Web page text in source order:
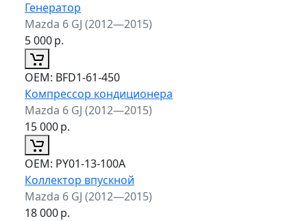
Генератор
Mazda 6 GJ (2012—2015)
5 000р.
ОЕМ: BFD1-61-450
Компрессор кондиционера
Mazda 6 GJ (2012—2015)
15 000р.
ОЕМ: PY01-13-100A
Коллектор впускной
Mazda 6 GJ (2012—2015)
18 000р.